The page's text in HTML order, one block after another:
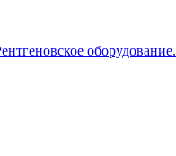
оборудование.